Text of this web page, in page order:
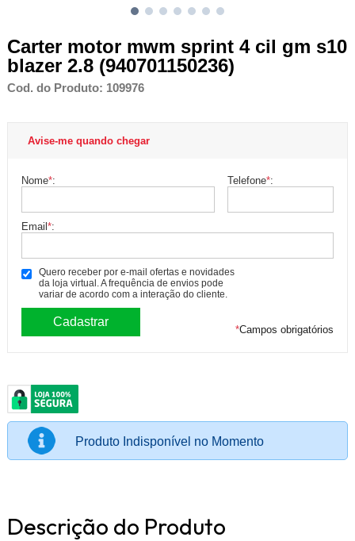
Carter motor mwm sprint 4 cil gm s10
blazer 2.8 (940701150236)
Cod. do Produto: 109976
Avise-me quando chegar
Nome*: Telefone*:
Email*:
Quero receber por e-mail ofertas e novidades
da loja virtual. A frequência de envios pode
variar de acordo com a interação do cliente.
*Campos obrigatórios
Produto Indisponível no Momento
Descrição do Produto